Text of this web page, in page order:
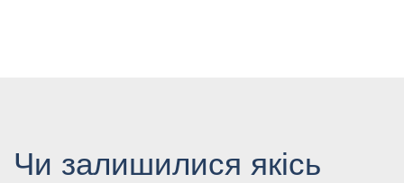
Чи залишилися якісь